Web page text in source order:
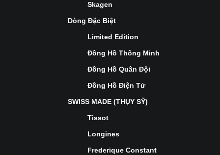
Skagen
Dòng Đặc Biệt
Limited Edition
Đồng Hồ Thông Minh
Đồng Hồ Quân Đội
Đồng Hồ Điện Tử
SWISS MADE (THỤY SỸ)
Tissot
Longines
Frederique Constant